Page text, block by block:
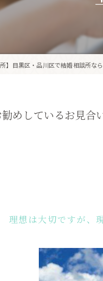
】目黒区・品川区で結婚相談所な
めしているお見合
理想は大切ですが、